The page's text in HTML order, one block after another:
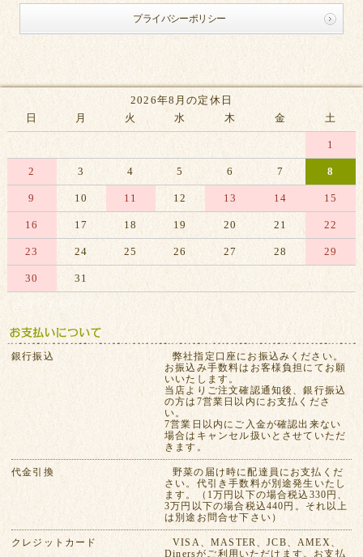
プライバシーポリシー
2026年8月の定休日
日
月 火 水 木 金 土
1
2 3 4 5 6 7 8
9 10 11 12 13 14 15
16 17 18 19 20 21 22
23 24 25 26 27 28 29
30 31
※赤字は休業日です
銀行振込
弊社指定口座にお振込みください。
お振込み手数料はお客様負担にてお願
いいたします。
当店よりご注文確認通知後、銀行振込
の方は7営業日以内にお支払くださ
い。
7営業日以内にご入金が確認出来ない
場合はキャンセル扱いとさせていただ
きます。
代金引換
野菜の届け時に配達員にお支払くだ
さい。代引き手数料が別途発生いたし
ます。（1万円以下の場合税込330円、
3万円以下の場合税込440円。それ以上
は別途お問合せ下さい）
クレジットカード
VISA、MASTER、JCB、AMEX、
Dinersがご利用いただけます。お支払